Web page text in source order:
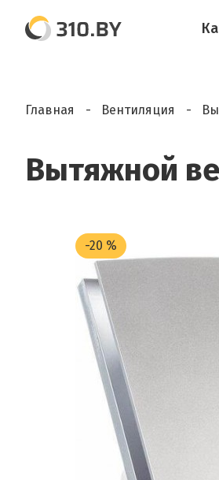
Главная Вентиляция
Вытяжной
-20 %